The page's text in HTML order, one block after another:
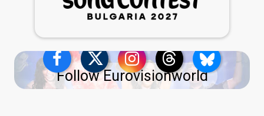
Follow Eurovisionworld